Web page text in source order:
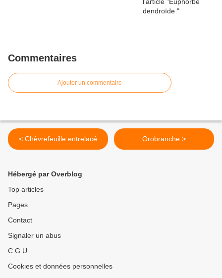
Commentaires
Ajouter un commentaire
< Chèvrefeuille entrelacé Orobranche >
Hébergé par Overblog
Top articles
Pages
Contact
Signaler un abus
C.G.U.
Cookies et données personnelles